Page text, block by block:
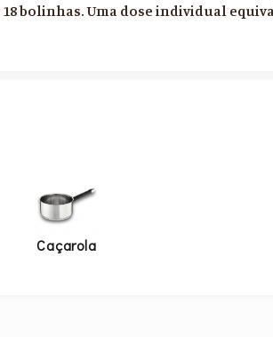
bolinhas. Uma dose individual
Caçarola